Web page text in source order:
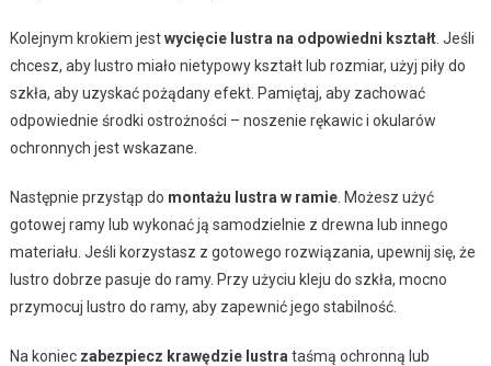
Kolejnym krokiem jestwycięcie lustra na odpowiedni kształt. Jeśli
chcesz, aby lustro miało nietypowy kształt lub rozmiar, użyj piły do
szkła, aby uzyskać pożądany efekt. Pamiętaj, aby zachować
odpowiednie środki ostrożności – noszenie rękawic i okularów
ochronnych jest wskazane.
Następnie przystąp do montażu lustra w ramie. Możesz użyć
gotowej ramy lub wykonać ją samodzielnie z drewna lub innego
materiału. Jeśli korzystasz z gotowego rozwiązania, upewnij się, że
lustro dobrze pasuje do ramy. Przy użyciu kleju do szkła, mocno
przymocuj lustro do ramy, aby zapewnić jego stabilność.
Na koniec zabezpiecz krawędzie lustra taśmą ochronną lub